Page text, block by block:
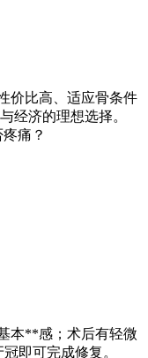
价比高、适应骨条件
经济的理想选择。
痛？
本**感；术后有轻微
即可完成修复。